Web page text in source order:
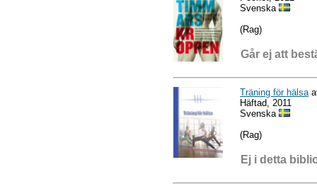
Svenska
(Rag)
Går ej att
Träning för hälsa
Häftad, 2011
Svenska
(Rag)
Ej i detta